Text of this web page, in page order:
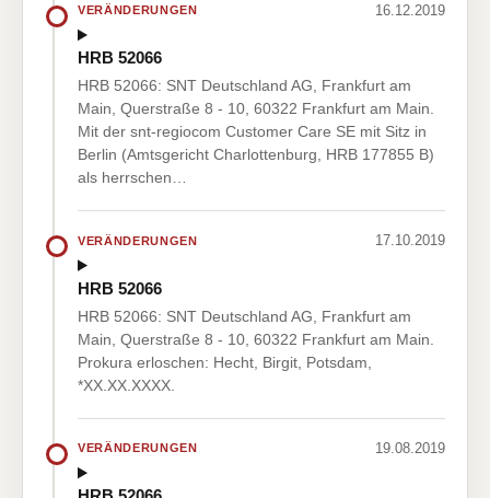
VERÄNDERUNGEN 16.12.2019
HRB 52066
HRB 52066: SNT Deutschland AG, Frankfurt am
Main, Querstraße 8 - 10, 60322 Frankfurt am Main.
Mit der snt-regiocom Customer Care SE mit Sitz in
Berlin (Amtsgericht Charlottenburg, HRB 177855 B)
als herrschen…
VERÄNDERUNGEN 17.10.2019
HRB 52066
HRB 52066: SNT Deutschland AG, Frankfurt am
Main, Querstraße 8 - 10, 60322 Frankfurt am Main.
Prokura erloschen: Hecht, Birgit, Potsdam,
*XX.XX.XXXX.
VERÄNDERUNGEN 19.08.2019